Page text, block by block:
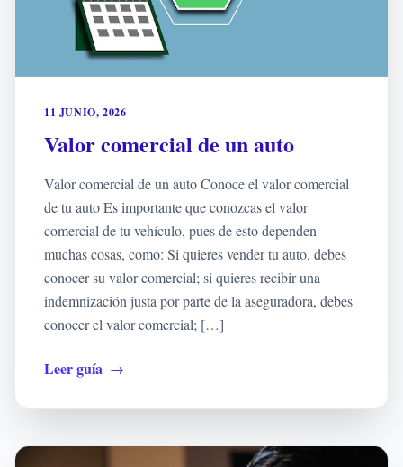
11 JUNIO, 2026
Valor comercial de un auto
Valor comercial de un auto Conoce el valor comercial
de tu auto Es importante que conozcas el valor
comercial de tu vehículo, pues de esto dependen
muchas cosas, como: Si quieres vender tu auto, debes
conocer su valor comercial; si quieres recibir una
indemnización justa por parte de la aseguradora, debes
conocer el valor comercial; […]
Leer guía →